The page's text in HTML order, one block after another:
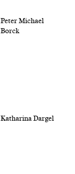
Peter Michael
Borck
Katharina Dargel